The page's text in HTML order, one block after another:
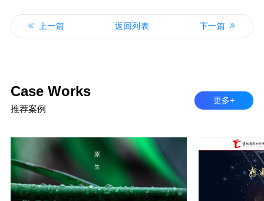
上一篇 返回列表 下一篇
Case Works
推荐案例
更多+